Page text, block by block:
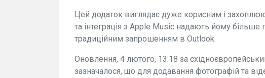
Цей додаток виглядає дуже корисним і
та інтеграція з Apple Music надають йому більше
традиційним запрошенням в Outlook.
Оновлення, 4 лютого, 13:18 за
зазначалося, що для додавання фотографій та